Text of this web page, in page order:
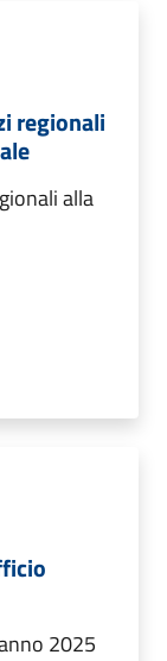
regionali
alla
2025